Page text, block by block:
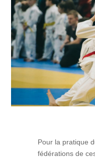
Pour la pratique
fédérations de